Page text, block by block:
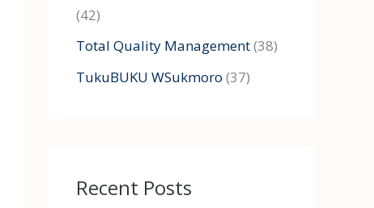
(42)
Total Quality Management(38)
TukuBUKU WSukmoro (37)
Recent Posts